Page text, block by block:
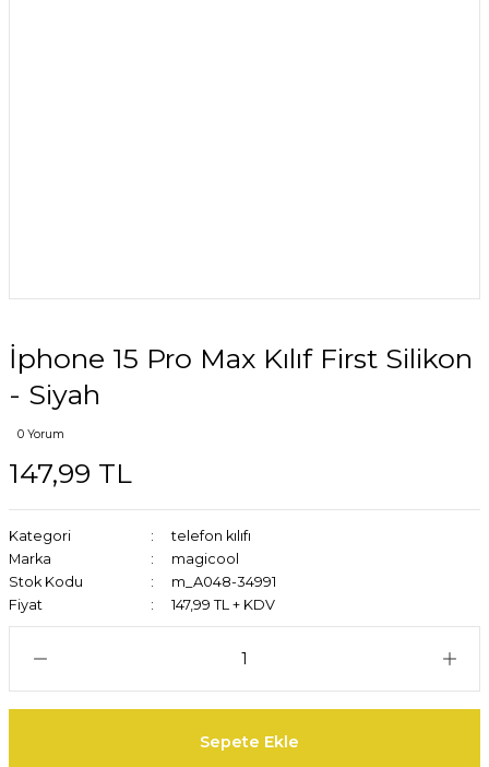
İphone 15 Pro Max Kılıf First Silikon
- Siyah
0 Yorum
147,99 TL
Kategori
telefon kılıfı
Marka
magicool
Stok Kodu
m_A048-34991
Fiyat
147,99 TL + KDV
Sepete Ekle